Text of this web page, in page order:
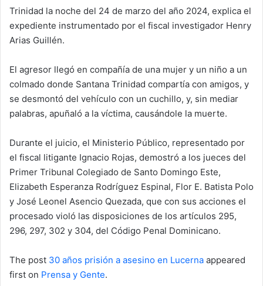
Trinidad la noche del 24 de marzo del año 2024, explica el
expediente instrumentado por el fiscal investigador Henry
Arias Guillén.
El agresor llegó en compañía de una mujer y un niño a un
colmado donde Santana Trinidad compartía con amigos, y
se desmontó del vehículo con un cuchillo, y, sin mediar
palabras, apuñaló a la víctima, causándole la muerte.
Durante el juicio, el Ministerio Público, representado por
el fiscal litigante Ignacio Rojas, demostró a los jueces del
Primer Tribunal Colegiado de Santo Domingo Este,
Elizabeth Esperanza Rodríguez Espinal, Flor E. Batista Polo
y José Leonel Asencio Quezada, que con sus acciones el
procesado violó las disposiciones de los artículos 295,
296, 297, 302 y 304, del Código Penal Dominicano.
The post 30 años prisión a asesino en Lucerna appeared
first on Prensa y Gente.